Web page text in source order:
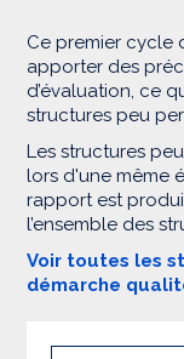
Ce premier cycle
apporter des
d’évaluation, ce
structures peu
Les structures
lors d'une même
rapport est
l’ensemble des
Voir toutes les
démarche